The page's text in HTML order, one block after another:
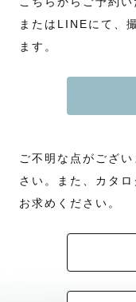
またはLINEにて、
ます。
ご不明な点がござ
さい。また、カタ
お求めください。